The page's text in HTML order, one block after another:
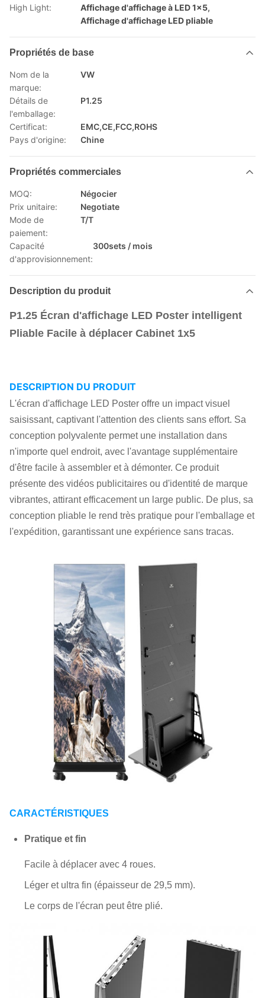
High Light:
Affichage d'affichage à LED 1x5,
Affichage d'affichage LED pliable
Propriétés de base
Nom de la
marque:
VW
Détails de
l'emballage:
P1.25
Certificat:
EMC,CE,FCC,ROHS
Pays d'origine:
Chine
Propriétés commerciales
MOQ:
Négocier
Prix unitaire:
Negotiate
Mode de
paiement:
T/T
Capacité
d'approvisionnement:
300sets / mois
Description du produit
P1.25 Écran d'affichage LED Poster intelligent
Pliable Facile à déplacer Cabinet 1x5
DESCRIPTION DU PRODUIT
L'écran d'affichage LED Poster offre un impact visuel
saisissant, captivant l'attention des clients sans effort. Sa
conception polyvalente permet une installation dans
n'importe quel endroit, avec l'avantage supplémentaire
d'être facile à assembler et à démonter. Ce produit
présente des vidéos publicitaires ou d'identité de marque
vibrantes, attirant efficacement un large public. De plus, sa
conception pliable le rend très pratique pour l'emballage et
l'expédition, garantissant une expérience sans tracas.
CARACTÉRISTIQUES
Pratique et fin
Facile à déplacer avec 4 roues.
Léger et ultra fin (épaisseur de 29,5 mm).
Le corps de l'écran peut être plié.